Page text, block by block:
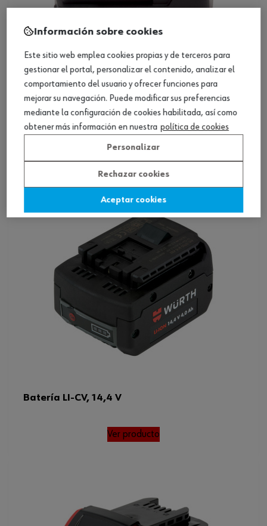
Batería, 18 voltios
Batería LI-CV, 14,4 V
Ver producto
Información sobre cookies
Este sitio web emplea cookies propias y de terceros para
gestionar el portal, personalizar el contenido, analizar el
comportamiento del usuario y ofrecer funciones para
mejorar su navegación. Puede modificar sus preferencias
mediante la configuración de cookies habilitada, así como
obtener más información en nuestra política de cookies
Personalizar
Rechazar cookies
Aceptar cookies